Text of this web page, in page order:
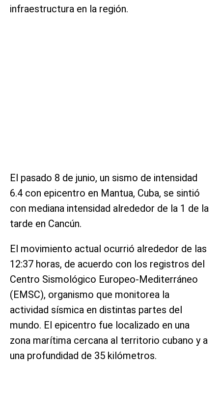
infraestructura en la región.
El pasado 8 de junio, un sismo de intensidad
6.4 con epicentro en Mantua, Cuba, se sintió
con mediana intensidad alrededor de la 1 de la
tarde en Cancún.
El movimiento actual ocurrió alrededor de las
12:37 horas, de acuerdo con los registros del
Centro Sismológico Europeo-Mediterráneo
(EMSC), organismo que monitorea la
actividad sísmica en distintas partes del
mundo. El epicentro fue localizado en una
zona marítima cercana al territorio cubano y a
una profundidad de 35 kilómetros.